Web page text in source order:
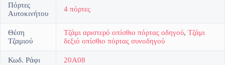
Πόρτες
Αυτοκινήτου
4 πόρτες
Θέση
Τζαμιού
Τζάμι αριστερό οπίσθιο πόρτας οδηγού, Τζάμι
δεξιό οπίσθιο πόρτας συνοδηγού
Κωδ. Ράφι 20A08